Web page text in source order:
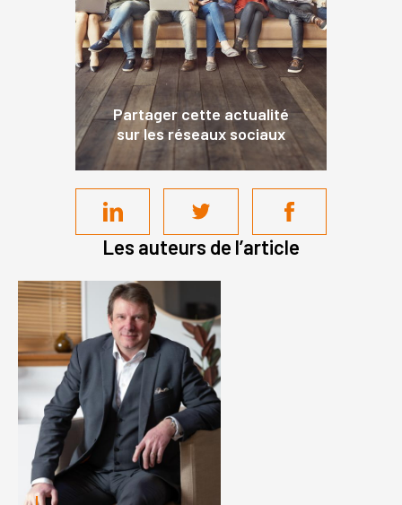
Partager cette actualité
sur les réseaux sociaux
Les auteurs de l’article